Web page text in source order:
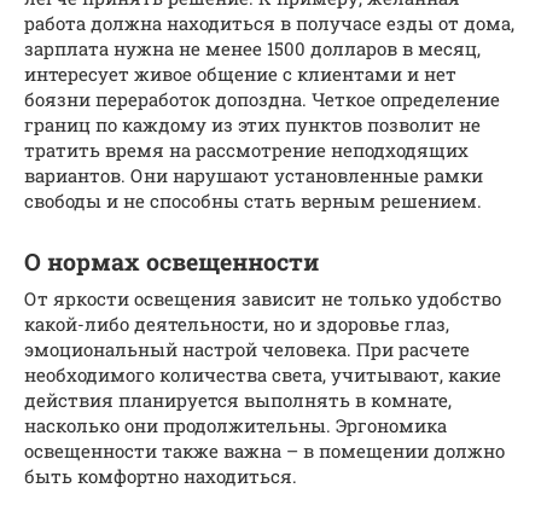
работа должна находиться в получасе езды от дома,
зарплата нужна не менее 1500 долларов в месяц,
интересует живое общение с клиентами и нет
боязни переработок допоздна. Четкое определение
границ по каждому из этих пунктов позволит не
тратить время на рассмотрение неподходящих
вариантов. Они нарушают установленные рамки
свободы и не способны стать верным решением.
О нормах освещенности
От яркости освещения зависит не только удобство
какой-либо деятельности, но и здоровье глаз,
эмоциональный настрой человека. При расчете
необходимого количества света, учитывают, какие
действия планируется выполнять в комнате,
насколько они продолжительны. Эргономика
освещенности также важна – в помещении должно
быть комфортно находиться.